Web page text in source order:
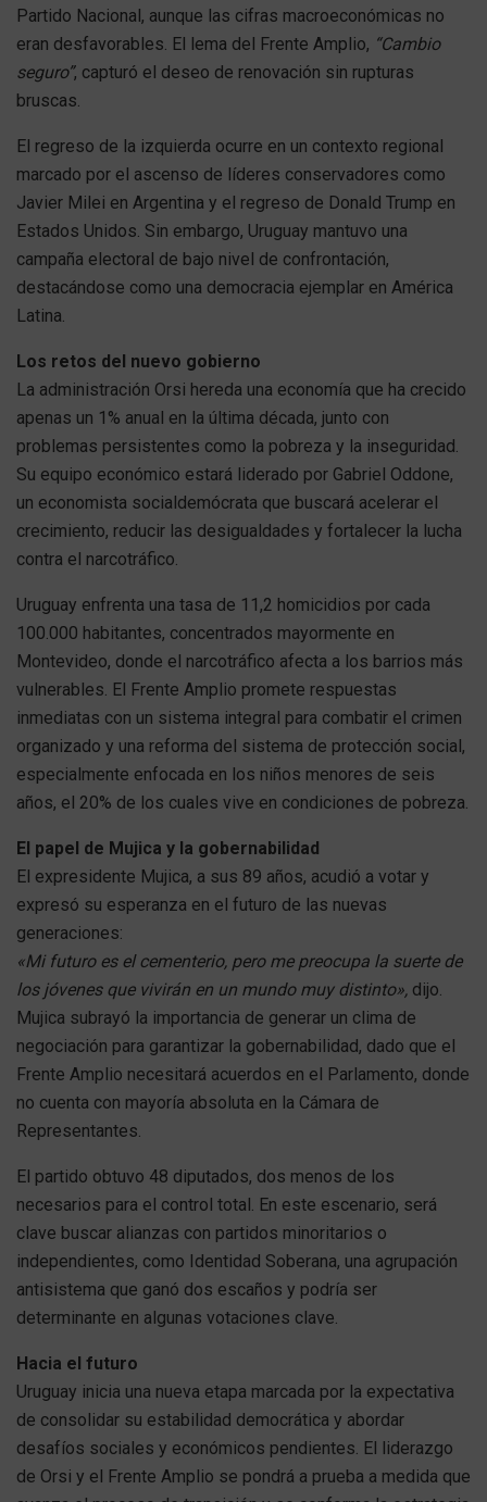
Partido Nacional, aunque las cifras macroeconómicas no
eran desfavorables. El lema del Frente Amplio, “Cambio
seguro”, capturó el deseo de renovación sin rupturas
bruscas.
El regreso de la izquierda ocurre en un contexto regional
marcado por el ascenso de líderes conservadores como
Javier Milei en Argentina y el regreso de Donald Trump en
Estados Unidos. Sin embargo, Uruguay mantuvo una
campaña electoral de bajo nivel de confrontación,
destacándose como una democracia ejemplar en América
Latina.
Los retos del nuevo gobierno
La administración Orsi hereda una economía que ha crecido
apenas un 1% anual en la última década, junto con
problemas persistentes como la pobreza y la inseguridad.
Su equipo económico estará liderado por Gabriel Oddone,
un economista socialdemócrata que buscará acelerar el
crecimiento, reducir las desigualdades y fortalecer la lucha
contra el narcotráfico.
Uruguay enfrenta una tasa de 11,2 homicidios por cada
100.000 habitantes, concentrados mayormente en
Montevideo, donde el narcotráfico afecta a los barrios más
vulnerables. El Frente Amplio promete respuestas
inmediatas con un sistema integral para combatir el crimen
organizado y una reforma del sistema de protección social,
especialmente enfocada en los niños menores de seis
años, el 20% de los cuales vive en condiciones de pobreza.
El papel de Mujica y la gobernabilidad
El expresidente Mujica, a sus 89 años, acudió a votar y
expresó su esperanza en el futuro de las nuevas
generaciones:
«Mi futuro es el cementerio, pero me preocupa la suerte de
los jóvenes que vivirán en un mundo muy distinto», dijo.
Mujica subrayó la importancia de generar un clima de
negociación para garantizar la gobernabilidad, dado que el
Frente Amplio necesitará acuerdos en el Parlamento, donde
no cuenta con mayoría absoluta en la Cámara de
Representantes.
El partido obtuvo 48 diputados, dos menos de los
necesarios para el control total. En este escenario, será
clave buscar alianzas con partidos minoritarios o
independientes, como Identidad Soberana, una agrupación
antisistema que ganó dos escaños y podría ser
determinante en algunas votaciones clave.
Hacia el futuro
Uruguay inicia una nueva etapa marcada por la expectativa
de consolidar su estabilidad democrática y abordar
desafíos sociales y económicos pendientes. El liderazgo
de Orsi y el Frente Amplio se pondrá a prueba a medida que